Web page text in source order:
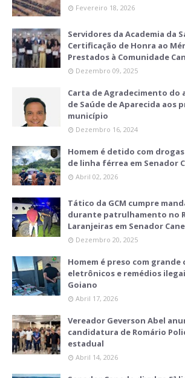
Fevereiro 18, 2026
Servidores da Academia da
Certificação de Honra ao
Prestados à Comunidade
Dezembro 09, 2025
Carta de Agradecimento do
de Saúde de Aparecida aos
município
Dezembro 16, 2024
Homem é detido com
de linha férrea em Senador
Abril 02, 2026
Tático da GCM cumpre
durante patrulhamento no
Laranjeiras em Senador
Dezembro 20, 2025
Homem é preso com
eletrônicos e remédios
Goiano
Abril 17, 2026
Vereador Geverson Abel
candidatura de Romário
estadual
Abril 14, 2026